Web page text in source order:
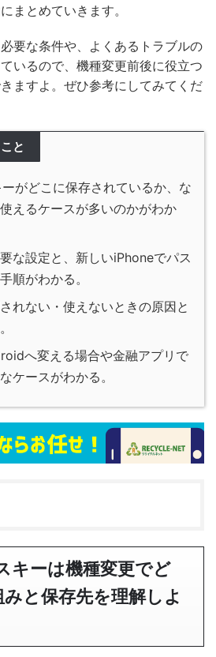
まとめていきます。
要な条件や、よくあるトラブルの
いるので、機種変更前後に役立つ
ますよ。ぜひ参考にしてみてくだ
と
がどこに保存されているか、な
えるケースが多いのかがわか
な設定と、新しいiPhoneでパス
順がわかる。
れない・使えないときの原因と
へ変える場合や金融アプリで
ケースがわかる。
キーは機種変更でど
と保存先を理解しよ